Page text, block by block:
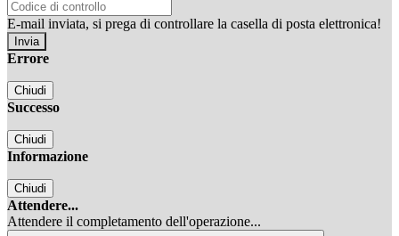
E-mail inviata, si prega di controllare la casella di posta elettronica!
Errore
Chiudi
Successo
Chiudi
Informazione
Chiudi
Attendere...
Attendere il completamento dell'operazione...